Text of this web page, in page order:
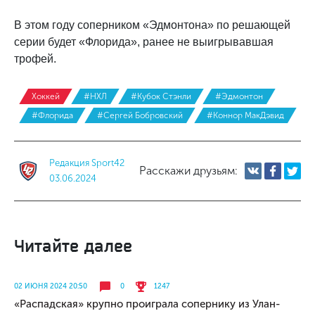
В этом году соперником «Эдмонтона» по решающей
серии будет «Флорида», ранее не выигрывавшая
трофей.
Хоккей #НХЛ #Кубок Стэнли
#Эдмонтон
#Флорида
#Сергей Бобровский #Коннор МакДэвид
Редакция Sport42
03.06.2024
Расскажи друзьям:
Читайте далее
02 ИЮНЯ 2024 20:50 0 1247
«Распадская» крупно проиграла сопернику из Улан-